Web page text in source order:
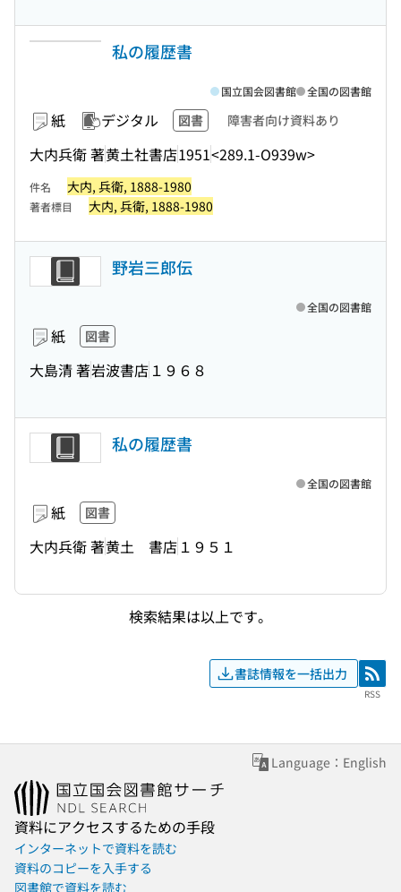
私の履歴書
紙 デジタル 図書 障害者向け資料あり
大内兵衛 著黄土社書店1951<289.1-O939w>
国立国会図書館 全国の図書館
件名 大内, 兵衛, 1888-1980
著者標目 大内, 兵衛, 1888-1980
野岩三郎伝
紙 図書
大島清 著岩波書店 １９６８
全国の図書館
私の履歴書
紙 図書
大内兵衛 著黄土 書店 １９５１
全国の図書館
検索結果は以上です。
書誌情報を一括出力 RSS
RSS
Language：English
資料にアクセスするための手段
インターネットで資料を読む
資料のコピーを入手する
図書館で資料を読む